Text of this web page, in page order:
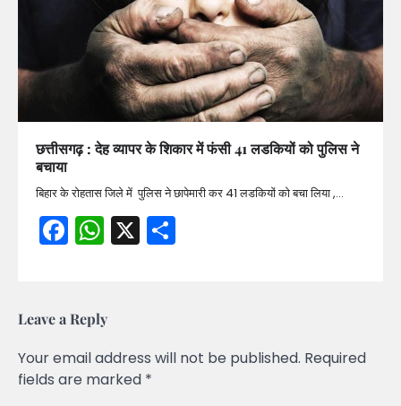
छत्तीसगढ़ : देह व्यापर के शिकार में फंसी 41 लडकियों को पुलिस ने
बचाया
बिहार के रोहतास जिले में पुलिस ने छापेमारी कर 41 लडकियों को बचा लिया ,…
Facebook
WhatsApp
X
Leave a Reply
Your email address will not be published. Required
fields are marked *